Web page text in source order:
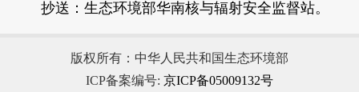
抄送：生态环境部华南核与辐射安全监督站。
版权所有：中华人民共和国生态环境部
ICP备案编号: 京ICP备05009132号